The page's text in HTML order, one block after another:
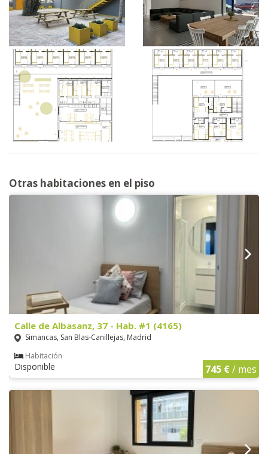
Otras habitaciones en el piso
Calle de Albasanz, 37 - Hab. #1 (4165)
Simancas, San Blas-Canillejas, Madrid
Habitación
Disponible 745 €/ mes